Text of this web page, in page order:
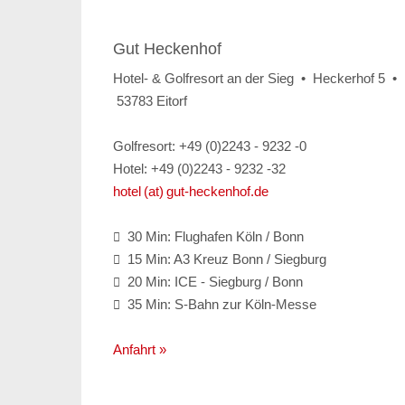
Gut Heckenhof
Hotel- & Golfresort an der Sieg • Heckerhof 5 •
53783 Eitorf
Golfresort: +49 (0)2243 - 9232 -0
Hotel: +49 (0)2243 - 9232 -32
hotel (at) gut-heckenhof.de
 30 Min: Flughafen Köln / Bonn
 15 Min: A3 Kreuz Bonn / Siegburg
 20 Min: ICE - Siegburg / Bonn
 35 Min: S-Bahn zur Köln-Messe
Anfahrt »